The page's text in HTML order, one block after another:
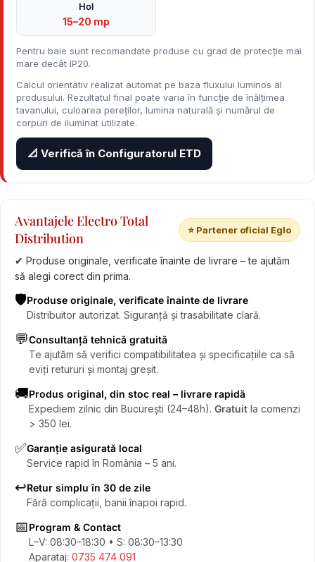
Hol
15–20 mp
Pentru baie sunt recomandate produse cu grad de protecție mai
mare decât IP20.
Calcul orientativ realizat automat pe baza fluxului luminos al
produsului. Rezultatul final poate varia în funcție de înălțimea
tavanului, culoarea pereților, lumina naturală și numărul de
corpuri de iluminat utilizate.
📐 Verifică în Configuratorul ETD
Avantajele Electro Total
Distribution
⭐ Partener oficial Eglo
✔ Produse originale, verificate înainte de livrare – te ajutăm
să alegi corect din prima.
🛡️Produse originale, verificate înainte de livrare
Distribuitor autorizat. Siguranță și trasabilitate clară.
💬Consultanță tehnică gratuită
Te ajutăm să verifici compatibilitatea și specificațiile ca să
eviți retururi și montaj greșit.
🚚Produs original, din stoc real – livrare rapidă
Expediem zilnic din București (24–48h). Gratuit la comenzi
> 350 lei.
✅Garanție asigurată local
Service rapid în România – 5 ani.
↩️Retur simplu în 30 de zile
Fără complicații, banii înapoi rapid.
📅Program & Contact
L–V: 08:30–18:30 • S: 08:30–13:30
Aparataj: 0735 474 091